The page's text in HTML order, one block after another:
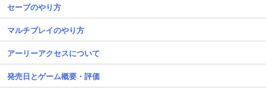
セーブのやり方
マルチプレイのやり方
アーリーアクセスについて
発売日とゲーム概要・評価